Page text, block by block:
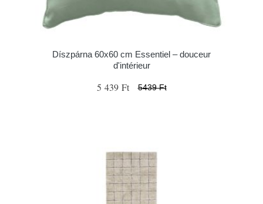
Díszpárna 60x60 cm Essentiel – douceur
d'intérieur
5 439 Ft 5439 Ft